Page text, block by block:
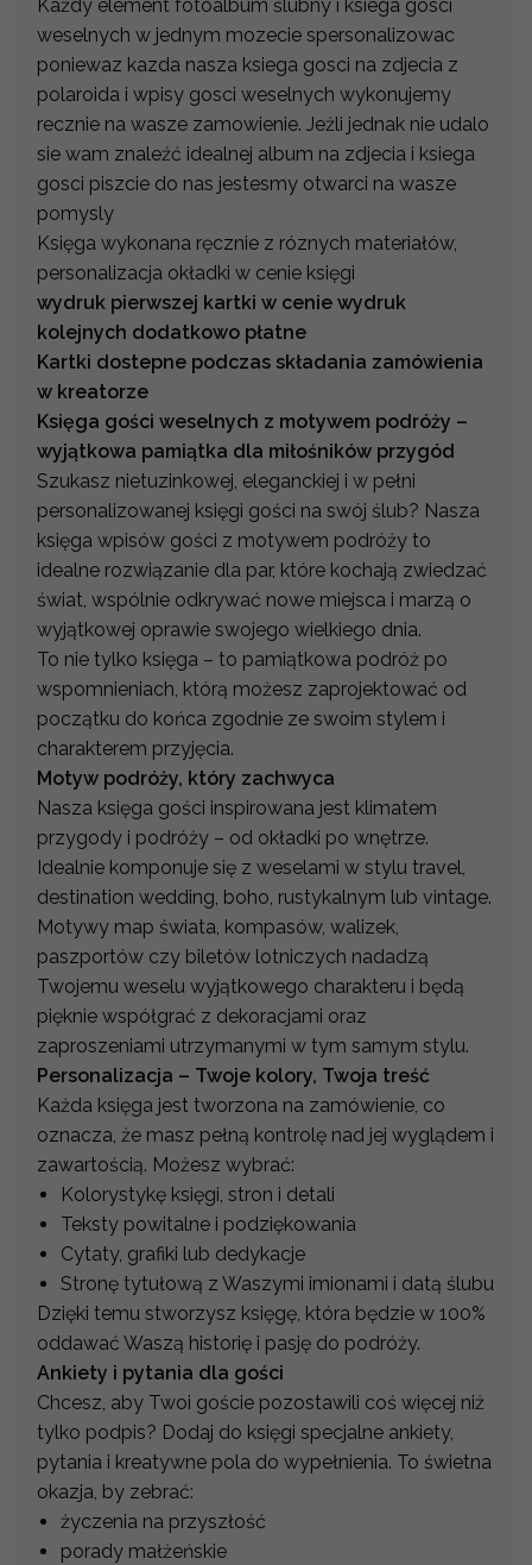
Każdy element fotoalbum ślubny i ksiega gosci
weselnych w jednym mozecie spersonalizowac
poniewaz kazda nasza ksiega gosci na zdjecia z
polaroida i wpisy gosci weselnych wykonujemy
recznie na wasze zamowienie. Jeżli jednak nie udalo
sie wam znaleźć idealnej album na zdjecia i ksiega
gosci piszcie do nas jestesmy otwarci na wasze
pomysly
Księga wykonana ręcznie z róznych materiałów,
personalizacja okładki w cenie księgi
wydruk pierwszej kartki w cenie wydruk
kolejnych dodatkowo płatne
Kartki dostepne podczas składania zamówienia
w kreatorze
Księga gości weselnych z motywem podróży –
wyjątkowa pamiątka dla miłośników przygód
Szukasz nietuzinkowej, eleganckiej i w pełni
personalizowanej księgi gości na swój ślub? Nasza
księga wpisów gości z motywem podróży to
idealne rozwiązanie dla par, które kochają zwiedzać
świat, wspólnie odkrywać nowe miejsca i marzą o
wyjątkowej oprawie swojego wielkiego dnia.
To nie tylko księga – to pamiątkowa podróż po
wspomnieniach, którą możesz zaprojektować od
początku do końca zgodnie ze swoim stylem i
charakterem przyjęcia.
Motyw podróży, który zachwyca
Nasza księga gości inspirowana jest klimatem
przygody i podróży – od okładki po wnętrze.
Idealnie komponuje się z weselami w stylu travel,
destination wedding, boho, rustykalnym lub vintage.
Motywy map świata, kompasów, walizek,
paszportów czy biletów lotniczych nadadzą
Twojemu weselu wyjątkowego charakteru i będą
pięknie współgrać z dekoracjami oraz
zaproszeniami utrzymanymi w tym samym stylu.
Personalizacja – Twoje kolory, Twoja treść
Każda księga jest tworzona na zamówienie, co
oznacza, że masz pełną kontrolę nad jej wyglądem i
zawartością. Możesz wybrać:
Kolorystykę księgi, stron i detali
Teksty powitalne i podziękowania
Cytaty, grafiki lub dedykacje
Stronę tytułową z Waszymi imionami i datą ślubu
Dzięki temu stworzysz księgę, która będzie w 100%
oddawać Waszą historię i pasję do podróży.
Ankiety i pytania dla gości
Chcesz, aby Twoi goście pozostawili coś więcej niż
tylko podpis? Dodaj do księgi specjalne ankiety,
pytania i kreatywne pola do wypełnienia. To świetna
okazja, by zebrać:
życzenia na przyszłość
porady małżeńskie